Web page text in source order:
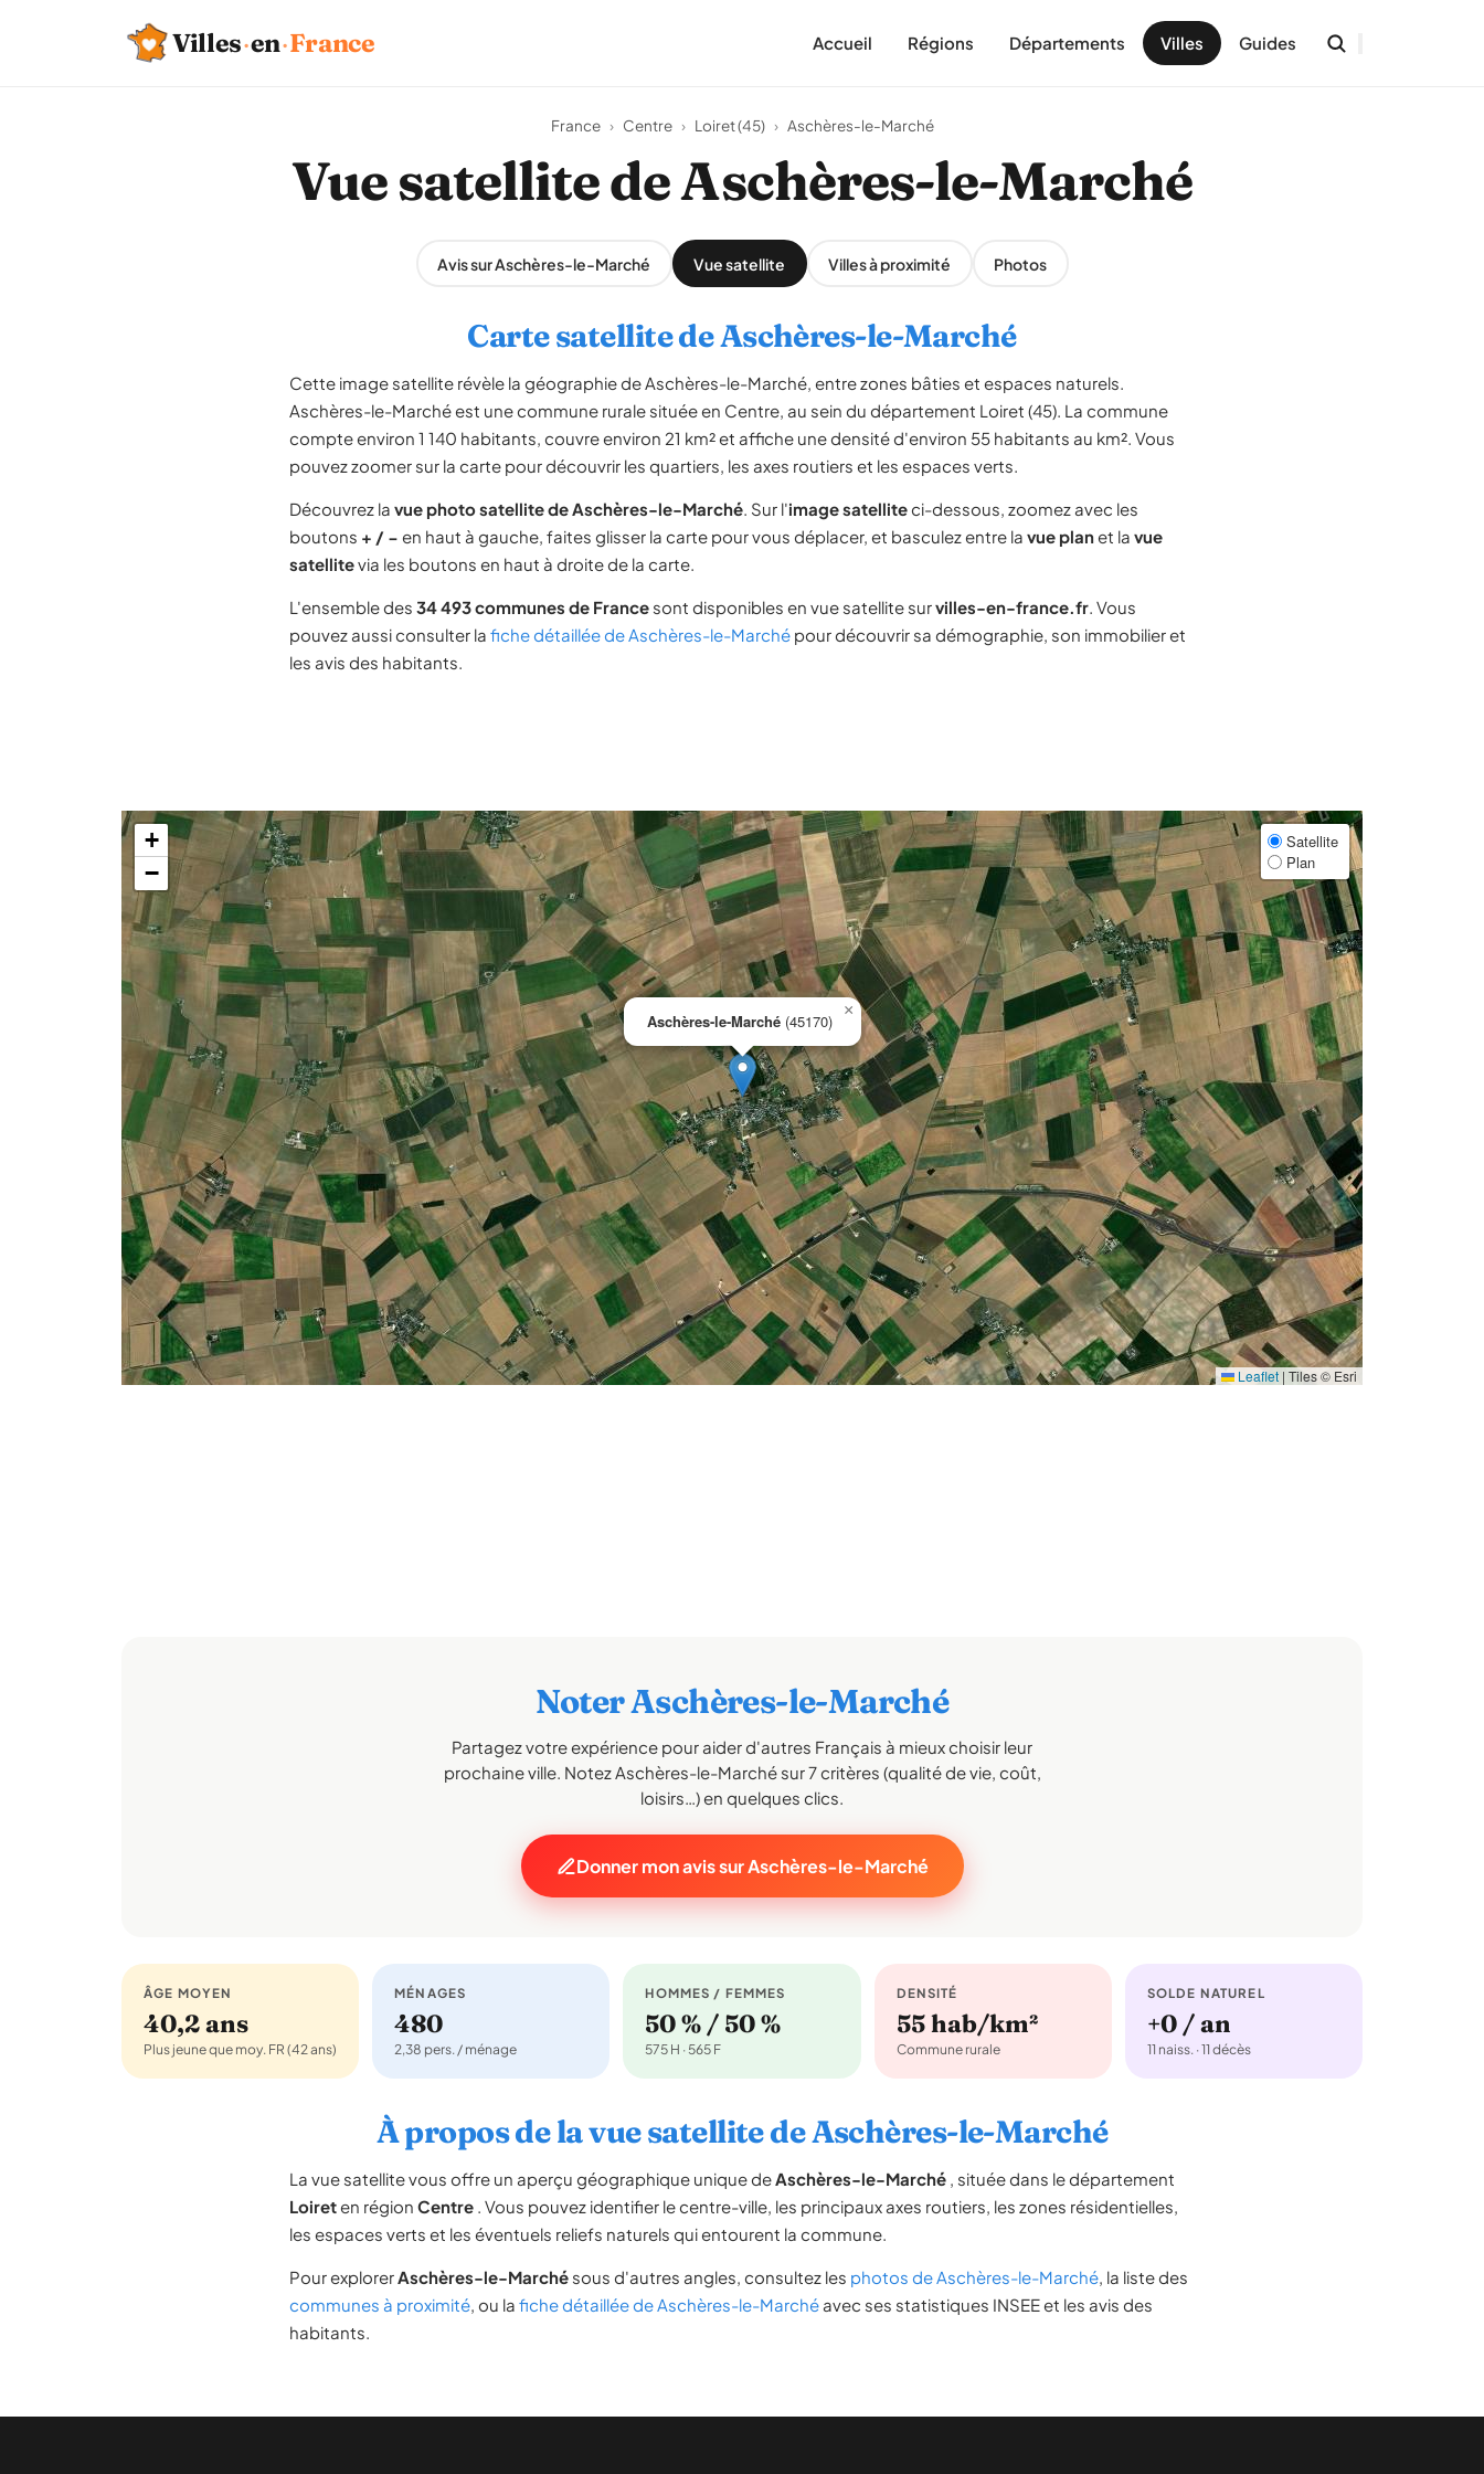
Villes·en·France Accueil Régions Départements Villes Guides
France › Centre › Loiret (45) › Aschères-le-Marché
Vue satellite de Aschères-le-Marché
Avis sur Aschères-le-Marché Vue satellite Villes à proximité Photos
Carte satellite de Aschères-le-Marché
Cette image satellite révèle la géographie de Aschères-le-Marché, entre zones bâties et espaces naturels.
Aschères-le-Marché est une commune rurale située en Centre, au sein du département Loiret (45). La commune
compte environ 1 140 habitants, couvre environ 21 km² et affiche une densité d'environ 55 habitants au km². Vous
pouvez zoomer sur la carte pour découvrir les quartiers, les axes routiers et les espaces verts.
Découvrez la vue photo satellite de Aschères-le-Marché. Sur l'image satelliteci-dessous, zoomez avec les
boutons + / − en haut à gauche, faites glisser la carte pour vous déplacer, et basculez entre la vue planet la vue
satellitevia les boutons en haut à droite de la carte.
L'ensemble des 34 493 communes de France sont disponibles en vue satellite survilles-en-france.fr. Vous
pouvez aussi consulter la fiche détaillée de Aschères-le-Marché pour découvrir sa démographie, son immobilier et
les avis des habitants.
Aschères-le-Marché (45170)
×
+
−
Satellite
Plan
Leaflet | Tiles © Esri
Noter Aschères-le-Marché
Partagez votre expérience pour aider d'autres Français à mieux choisir leur
prochaine ville. Notez Aschères-le-Marché sur 7 critères (qualité de vie, coût,
loisirs…) en quelques clics.
Donner mon avis sur Aschères-le-Marché
ÂGE MOYEN
40,2 ans
Plus jeune que moy. FR (42 ans)
MÉNAGES
480
2,38 pers. / ménage
HOMMES / FEMMES
50 % / 50 %
575 H · 565 F
DENSITÉ
55 hab/km²
Commune rurale
SOLDE NATUREL
+0 / an
11 naiss. · 11 décès
À propos de la vue satellite de Aschères-le-Marché
La vue satellite vous offre un aperçu géographique unique deAschères-le-Marché , située dans le département
Loireten région Centre . Vous pouvez identifier le centre-ville, les principaux axes routiers, les zones résidentielles,
les espaces verts et les éventuels reliefs naturels qui entourent la commune.
Pour explorerAschères-le-Marché sous d'autres angles, consultez les photos de Aschères-le-Marché, la liste des
communes à proximité, ou la fiche détaillée de Aschères-le-Marché avec ses statistiques INSEE et les avis des
habitants.